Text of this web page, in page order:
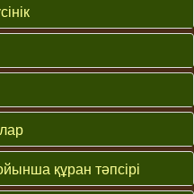
құран тәпсірі